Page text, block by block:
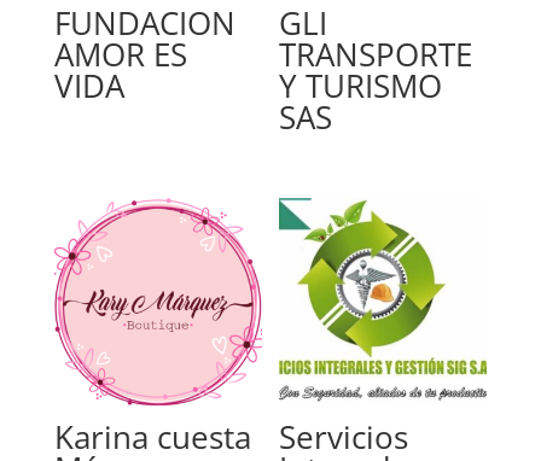
FUNDACION
AMOR ES
VIDA
GLI
TRANSPORTE
Y TURISMO
SAS
Karina cuesta Servicios